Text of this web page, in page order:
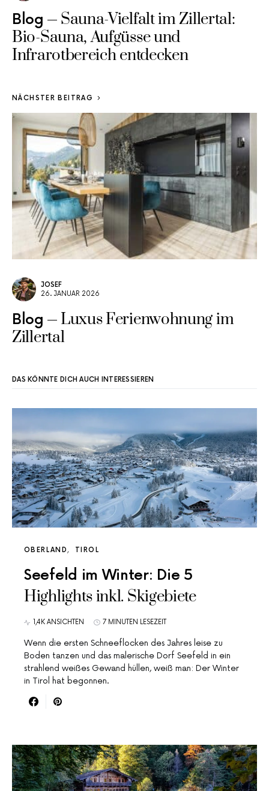
Blog
Sauna-Vielfalt im Zillertal:
Bio-Sauna, Aufgüsse und
Infrarotbereich entdecken
NÄCHSTER BEITRAG
JOSEF
26. JANUAR 2026
Blog
Luxus Ferienwohnung im
Zillertal
DAS KÖNNTE DICH AUCH INTERESSIEREN
OBERLAND TIROL
Seefeld im Winter: Die 5
Highlights inkl. Skigebiete
1,4K ANSICHTEN 7 MINUTEN LESEZEIT
Wenn die ersten Schneeflocken des Jahres leise zu
Boden tanzen und das malerische Dorf Seefeld in ein
strahlend weißes Gewand hüllen, weiß man: Der Winter
in Tirol hat begonnen.